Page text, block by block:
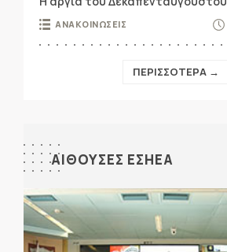
ΑΝΑΚΟΙΝΩΣΕΙΣ
ΠΕΡΙΣΣΟΤΕΡΑ →
ΑΙΘΟΥΣΕΣ ΕΣΗΕΑ